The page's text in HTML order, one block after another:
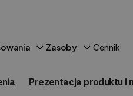
Zasoby Cennik
Prezentacja produktu i